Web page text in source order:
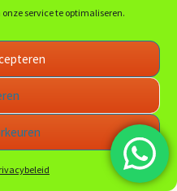
service te optimaliseren.